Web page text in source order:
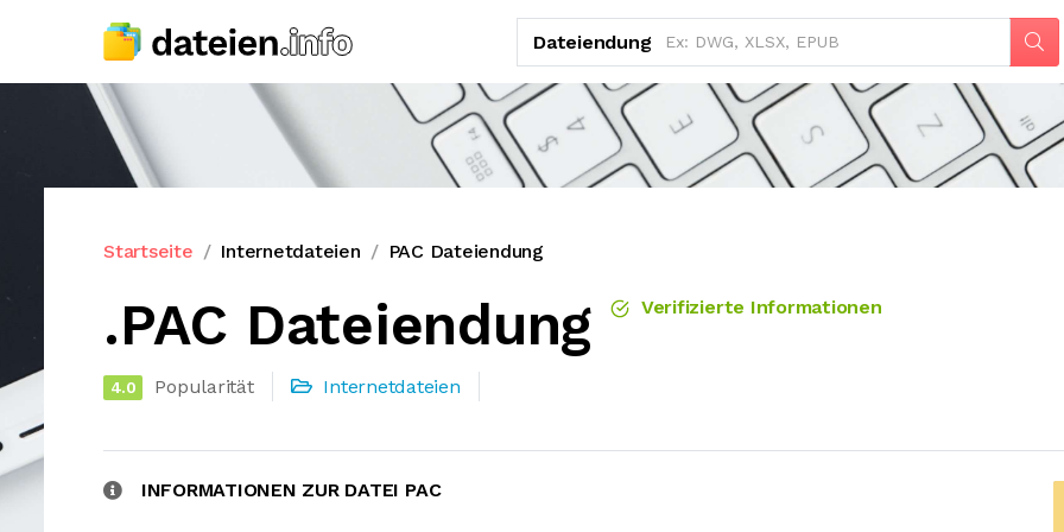
Dateiendung
Startseite Internetdateien PAC Dateiendung
.PAC Dateiendung Verifizierte Informationen
4.0 Popularität Internetdateien
INFORMATIONEN ZUR DATEI PAC